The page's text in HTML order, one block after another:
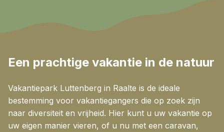
Een prachtige vakantie in de natuur
Vakantiepark Luttenberg in Raalte is de ideale
bestemming voor vakantiegangers die op zoek zijn
naar diversiteit en vrijheid. Hier kunt u uw vakantie op
uw eigen manier vieren, of u nu met een caravan,